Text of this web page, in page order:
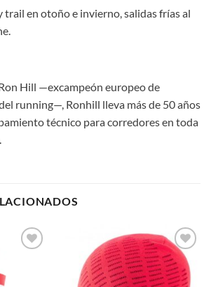
trail en otoño e invierno, salidas frías al
Hill —excampeón europeo de
running—, Ronhill lleva más de 50 años
técnico para corredores en toda
Add to
wishlist